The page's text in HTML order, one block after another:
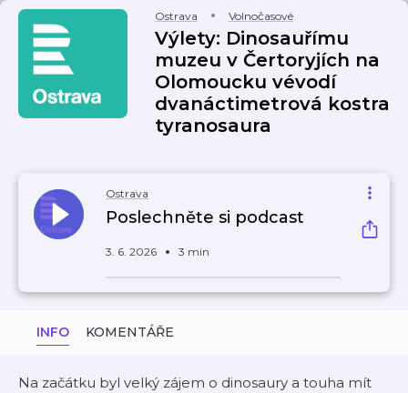
Ostrava Volnočasové
Výlety: Dinosauřímu
muzeu v Čertoryjích na
Olomoucku vévodí
dvanáctimetrová kostra
tyranosaura
Ostrava
Poslechněte si podcast
3. 6. 2026 3 min
INFO KOMENTÁŘE
Na začátku byl velký zájem o dinosaury a touha mít